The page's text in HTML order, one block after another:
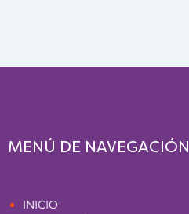
MENÚ DE NAVEGACIÓN
INICIO